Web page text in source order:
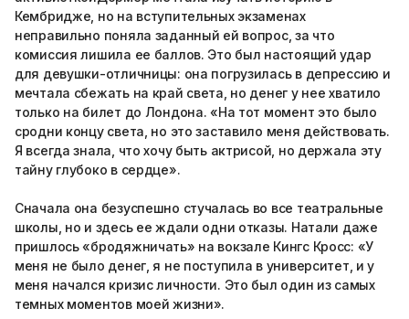
Кембридже, но на вступительных экзаменах
неправильно поняла заданный ей вопрос, за что
комиссия лишила ее баллов. Это был настоящий удар
для девушки-отличницы: она погрузилась в депрессию и
мечтала сбежать на край света, но денег у нее хватило
только на билет до Лондона. «На тот момент это было
сродни концу света, но это заставило меня действовать.
Я всегда знала, что хочу быть актрисой, но держала эту
тайну глубоко в сердце».
Сначала она безуспешно стучалась во все театральные
школы, но и здесь ее ждали одни отказы. Натали даже
пришлось «бродяжничать» на вокзале Кингс Кросс: «У
меня не было денег, я не поступила в университет, и у
меня начался кризис личности. Это был один из самых
темных моментов моей жизни».